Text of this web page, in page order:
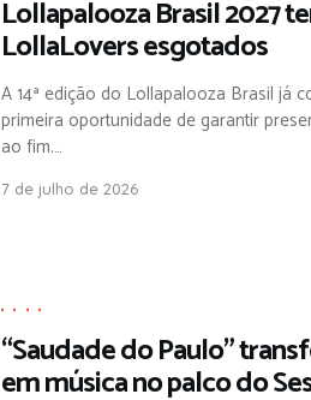
Lollapalooza Brasil 2027
LollaLovers esgotados
A 14ª edição do Lollapalooza Brasil já
primeira oportunidade de garantir
ao fim.…
7 de julho de 2026
,, ,,
“Saudade do Paulo”
em música no palco do